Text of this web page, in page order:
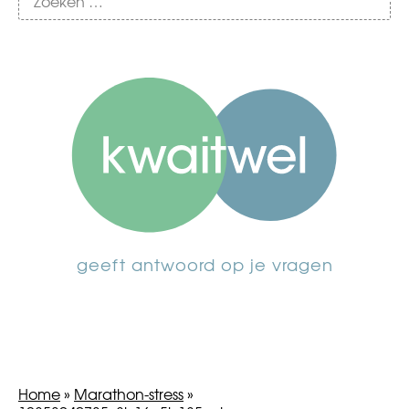
geeft antwoord op je vragen
Home» Marathon-stress»